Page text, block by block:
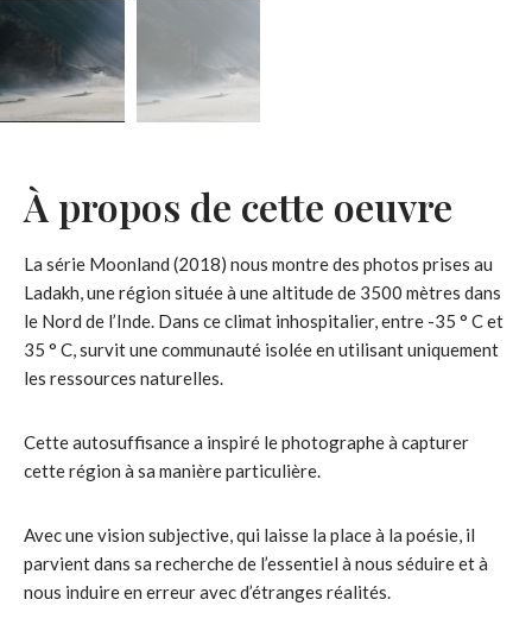
À propos de cette oeuvre
La série Moonland (2018) nous montre des photos prises au
Ladakh, une région située à une altitude de 3500 mètres dans
le Nord de l’Inde. Dans ce climat inhospitalier, entre -35 ° C et
35 ° C, survit une communauté isolée en utilisant uniquement
les ressources naturelles.
Cette autosuffisance a inspiré le photographe à capturer
cette région à sa manière particulière.
Avec une vision subjective, qui laisse la place à la poésie, il
parvient dans sa recherche de l’essentiel à nous séduire et à
nous induire en erreur avec d’étranges réalités.